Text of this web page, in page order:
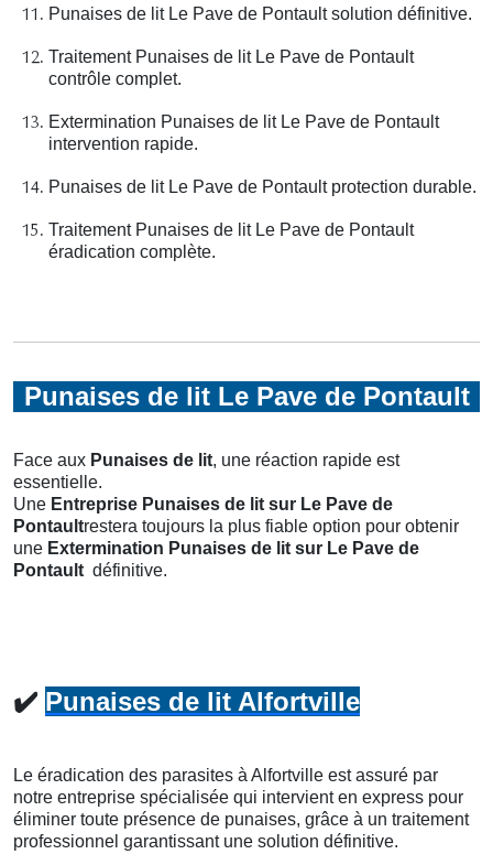
Punaises de lit Le Pave de Pontault solution définitive.
Traitement Punaises de lit Le Pave de Pontault
contrôle complet.
Extermination Punaises de lit Le Pave de Pontault
intervention rapide.
Punaises de lit Le Pave de Pontault protection durable.
Traitement Punaises de lit Le Pave de Pontault
éradication complète.
Punaises de lit Le Pave de Pontault
Face aux Punaises de lit, une réaction rapide est
essentielle.
Une Entreprise Punaises de lit sur Le Pave de
Pontaultrestera toujours la plus fiable option pour obtenir
une Extermination Punaises de lit sur Le Pave de
Pontault définitive.
✔️ Punaises de lit Alfortville
Le éradication des parasites à Alfortville est assuré par
notre entreprise spécialisée qui intervient en express pour
éliminer toute présence de punaises, grâce à un traitement
professionnel garantissant une solution définitive.